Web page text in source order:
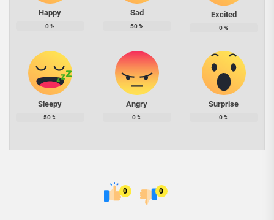
Happy
0%
Sad
50%
Excited
0%
Sleepy
50%
Angry
0%
Surprise
0%
0 0